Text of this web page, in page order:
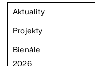
Aktuality
Projekty
Bienále
2026